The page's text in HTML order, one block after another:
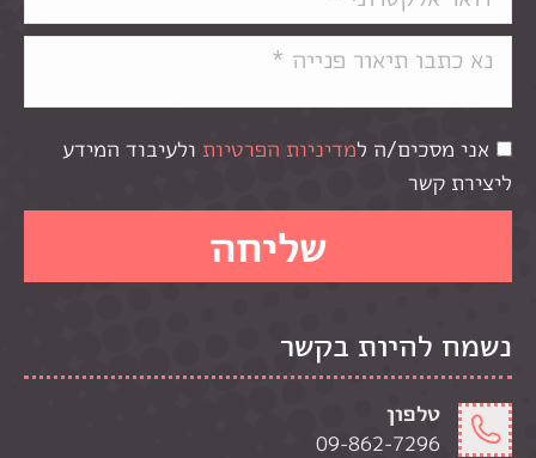
אני מסכים/ה למדיניות הפרטיות ולעיבוד המידע
ליצירת קשר
נשמח להיות בקשר
טלפון
09-862-7296